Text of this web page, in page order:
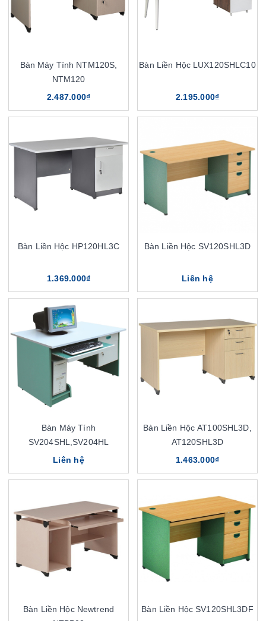
Bàn Máy Tính NTM120S,
NTM120
2.487.000₫
Bàn Liền Hộc LUX120SHLC10
2.195.000₫
Bàn Liền Hộc HP120HL3C
1.369.000₫
Bàn Liền Hộc SV120SHL3D
Liên hệ
Bàn Máy Tính
SV204SHL,SV204HL
Liên hệ
Bàn Liền Hộc AT100SHL3D,
AT120SHL3D
1.463.000₫
Bàn Liền Hộc Newtrend
Bàn Liền Hộc SV120SHL3DF